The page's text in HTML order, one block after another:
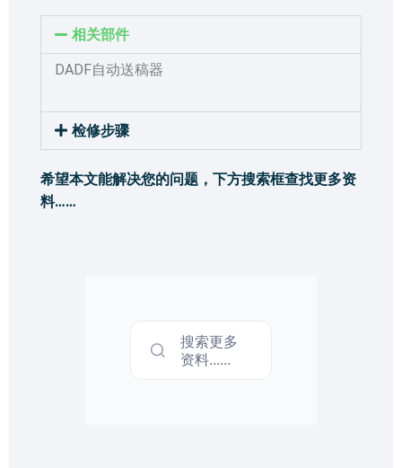
相关部件
DADF自动送稿器
检修步骤
希望本文能解决您的问题，下方搜索框查找更多资
料……
搜索更多
资料......